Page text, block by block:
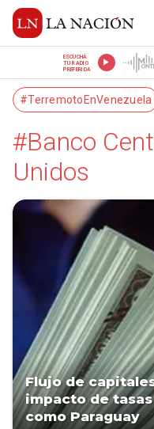
ESCUCHÁ
TU RADIO
PREFERIDA
#TerremotoEnVenezuela
#Banco
Unidos
Flujo de
impacto de
como Paraguay